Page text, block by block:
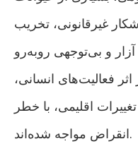
غیرقانونی، تخریب
و بی‌توجهی روبه‌رو
فعالیت‌های انسانی،
اقلیمی، با خطر
انقراض مواجه شده‌اند.